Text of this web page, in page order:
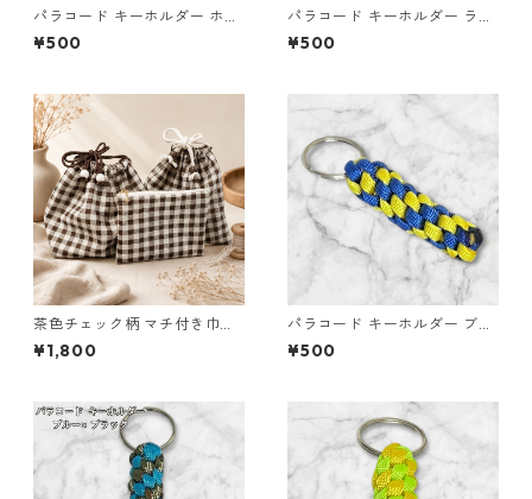
パラコード キーホルダー ホワ
イト× グリーン・ブラウン ハ
ンドメイド 国産 本革 ヌメ革
¥500
パラコード キーホルダー ライ
トグリーン イエロー 編み込み
s26
¥500
茶色チェック柄 マチ付き巾
着・巾着・ミニポーチ 3点セッ
ト O66 巾着袋 布小物 ハンド
¥1,800
パラコード キーホルダー ブル
ー イエロー 編み込み s32
¥500